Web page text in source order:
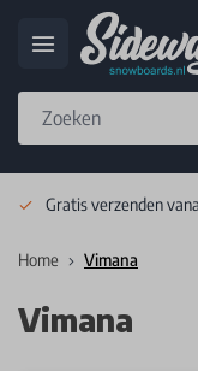
Gratis verzenden
Home Vimana
Vimana